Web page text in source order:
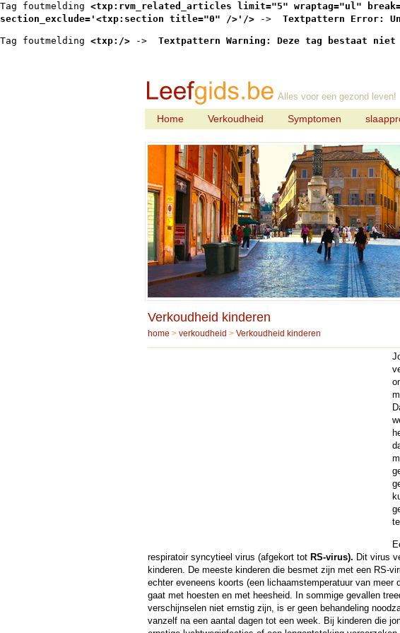
Tag foutmelding <txp:rvm_related_articles limit="5" wraptag="ul"
section_exclude='<txp:section title="0" />'/> -> Textpattern Error:
Tag foutmelding <txp:/> -> Textpattern Warning: Deze tag bestaat niet
Alles voor een gezond leven!
Home Verkoudheid Symptomen
Verkoudheid kinderen
home > verkoudheid > Verkoudheid kinderen
respiratoir syncytieel virus (afgekort tot RS-virus). Dit virus
kinderen. De meeste kinderen die besmet zijn met een RS-
echter eveneens koorts (een lichaamstemperatuur van meer
gaat met hoesten en met heesheid. In sommige gevallen
verschijnselen niet ernstig zijn, is er geen behandeling
vanzelf na een aantal dagen tot een week. Bij kinderen die